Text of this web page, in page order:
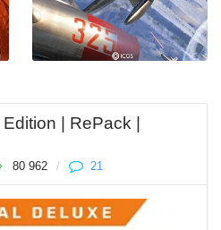
| RePack |
80 962 / 21